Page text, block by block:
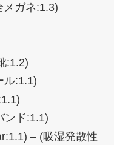
メガネ:1.3)
:1.2)
ル:1.1)
ンド:1.1)
– (吸湿発散性